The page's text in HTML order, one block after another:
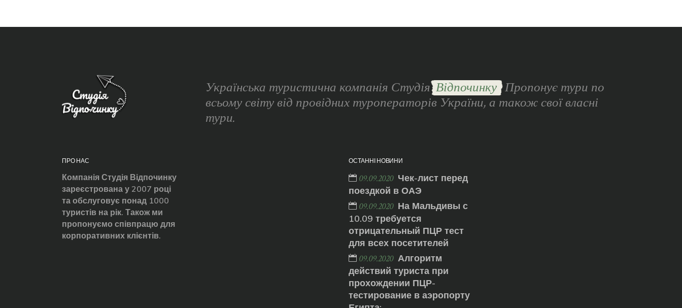
Українська туристична компанія СтудіяВідпочинку Пропонує тури по
всьому світу від провідних туроператорів України, а також свої власні
тури.
ПРО НАС
Компанія Студія Відпочинку
зареєстрована у 2007 році
та обслуговує понад 1000
туристів на рік. Також ми
пропонуємо співпрацю для
корпоративних клієнтів.
ОСТАННІ НОВИНИ
09.09.2020 Чек-лист перед
поездкой в ОАЭ
09.09.2020 На Мальдивы с
10.09 требуется
отрицательный ПЦР тест
для всех посетителей
09.09.2020 Алгоритм
действий туриста при
прохождении ПЦР-
тестирование в аэропорту